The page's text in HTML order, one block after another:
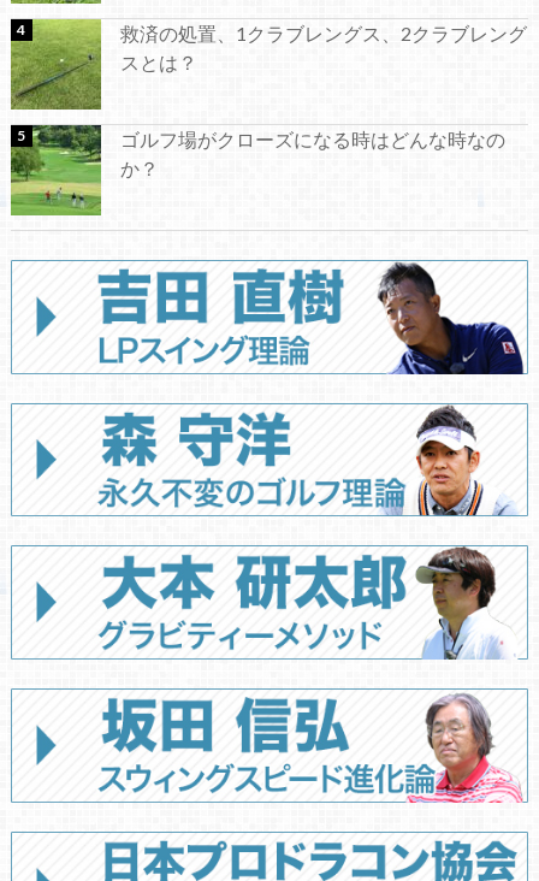
救済の処置、1クラブレングス、2クラブレング
スとは？
ゴルフ場がクローズになる時はどんな時なの
か？